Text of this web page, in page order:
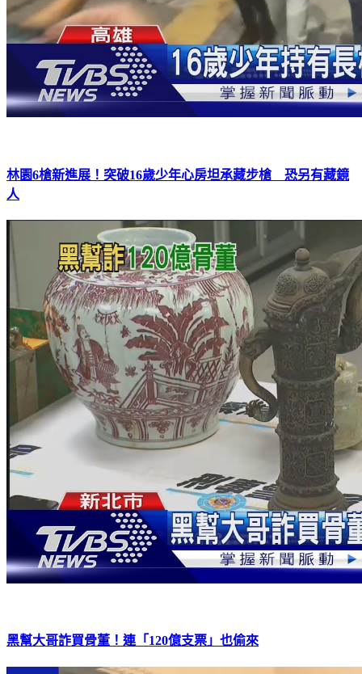
林園6槍新進展！突破16歲少年心房坦承藏步槍 恐另有藏鏡
人
黑幫大哥詐買骨董！連「120億支票」也偷來